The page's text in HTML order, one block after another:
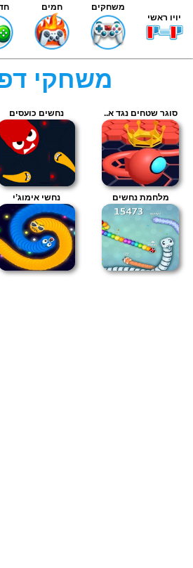
יויו ראשי
משחקים חמים
משחקי
סוגר שטחים נגד א.. נחשים כועסים
מלחמת נחשים נחשי אימוג’י